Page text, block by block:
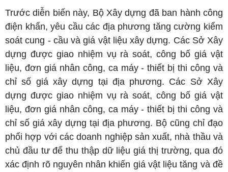
Trước diễn biến này, Bộ Xây dựng đã ban hành công
điện khẩn, yêu cầu các địa phương tăng cường kiểm
soát cung - cầu và giá vật liệu xây dựng. Các Sở Xây
dựng được giao nhiệm vụ rà soát, công bố giá vật
liệu, đơn giá nhân công, ca máy - thiết bị thi công và
chỉ số giá xây dựng tại địa phương. Các Sở Xây
dựng được giao nhiệm vụ rà soát, công bố giá vật
liệu, đơn giá nhân công, ca máy - thiết bị thi công và
chỉ số giá xây dựng tại địa phương. Bộ cũng chỉ đạo
phối hợp với các doanh nghiệp sản xuất, nhà thầu và
chủ đầu tư để thu thập dữ liệu giá thị trường, qua đó
xác định rõ nguyên nhân khiến giá vật liệu tăng và đề